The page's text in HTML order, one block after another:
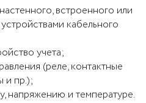
встроенного или
кабельного
учета;
(реле, контактные
и пр.);
напряжению и температуре.